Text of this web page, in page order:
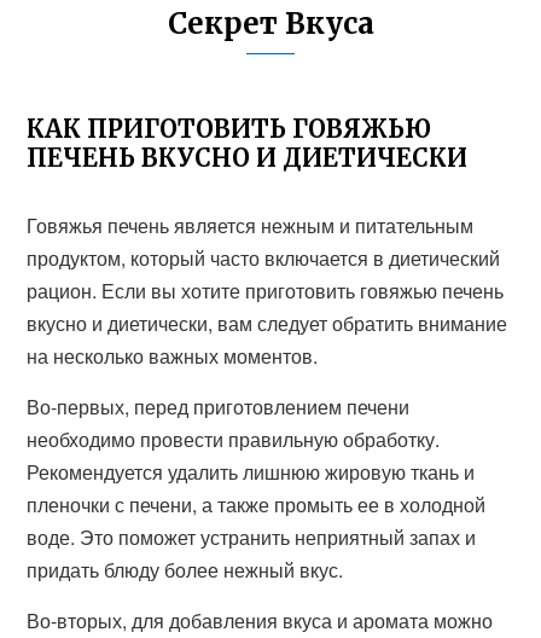
Секрет Вкуса
КАК ПРИГОТОВИТЬ ГОВЯЖЬЮ
ПЕЧЕНЬ ВКУСНО И ДИЕТИЧЕСКИ
Говяжья печень является нежным и питательным
продуктом, который часто включается в диетический
рацион. Если вы хотите приготовить говяжью печень
вкусно и диетически, вам следует обратить внимание
на несколько важных моментов.
Во-первых, перед приготовлением печени
необходимо провести правильную обработку.
Рекомендуется удалить лишнюю жировую ткань и
пленочки с печени, а также промыть ее в холодной
воде. Это поможет устранить неприятный запах и
придать блюду более нежный вкус.
Во-вторых, для добавления вкуса и аромата можно